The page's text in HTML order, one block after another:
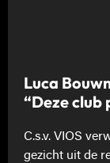
Luca
“Deze club
C.s.v. VIOS
gezicht uit de